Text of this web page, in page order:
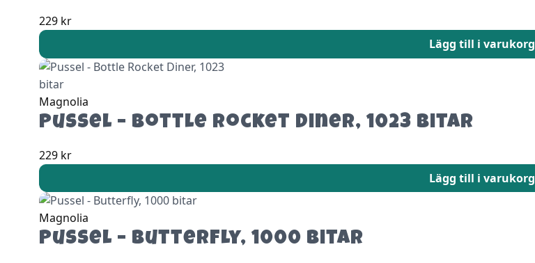
229 kr
Lägg till i varukorg
Magnolia
Pussel – Bottle Rocket Diner, 1023 bitar
229 kr
Lägg till i varukorg
Magnolia
Pussel – Butterfly, 1000 bitar